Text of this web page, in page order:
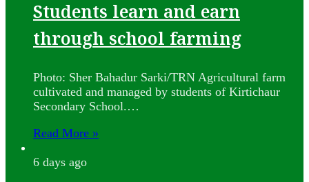
Students learn and earn
through school farming
Photo: Sher Bahadur Sarki/TRN Agricultural farm
cultivated and managed by students of Kirtichaur
Secondary School.…
Read More »
6 days ago